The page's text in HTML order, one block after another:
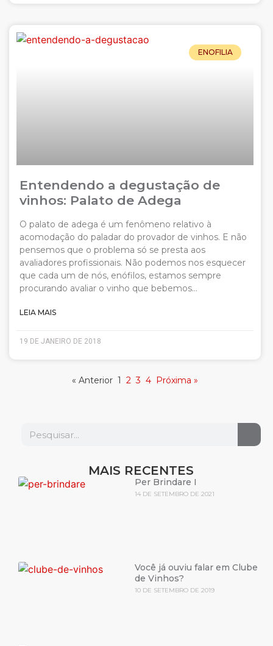
ENOFILIA
Entendendo a degustação de
vinhos: Palato de Adega
O palato de adega é um fenômeno relativo à
acomodação do paladar do provador de vinhos. E não
pensemos que o problema só se presta aos
avaliadores profissionais. Não podemos nos esquecer
que cada um de nós, enófilos, estamos sempre
procurando avaliar o vinho que bebemos…
LEIA MAIS
19 DE JANEIRO DE 2018
« Anterior 1 2 3 4 Próxima »
MAIS RECENTES
Per Brindare I
14 DE SETEMBRO DE 2021
Você já ouviu falar em Clube
de Vinhos?
10 DE SETEMBRO DE 2019